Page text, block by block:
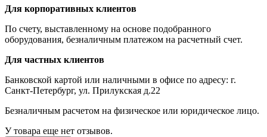
Для корпоративных клиентов
По счету, выставленному на основе подобранного
оборудования, безналичным платежом на расчетный счет.
Для частных клиентов
Банковской картой или наличными в офисе по адресу: г.
Санкт-Петербург, ул. Прилукская д.22
Безналичным расчетом на физическое или юридическое лицо.
У товара еще нет отзывов.